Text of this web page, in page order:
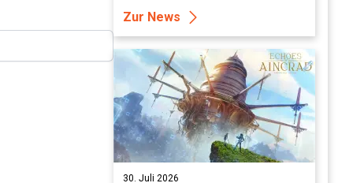
enthüllt
Zur News
30. Juli 2026